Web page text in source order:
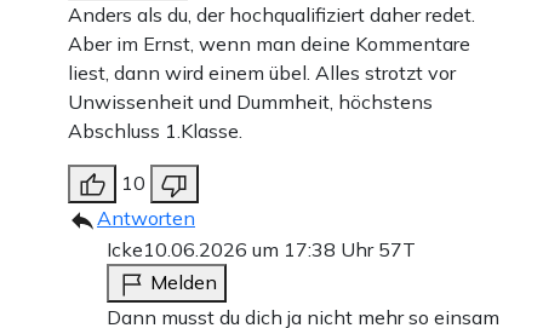
Anders als du, der hochqualifiziert daher redet.
Aber im Ernst, wenn man deine Kommentare
liest, dann wird einem übel. Alles strotzt vor
Unwissenheit und Dummheit, höchstens
Abschluss 1.Klasse.
10
Antworten
Icke10.06.2026 um 17:38 Uhr 57T
Melden
Dann musst du dich ja nicht mehr so einsam